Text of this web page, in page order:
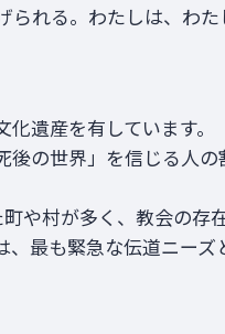
れる。わたしは、わた
遺産を有しています。
の世界」を信じる人
や村が多く、教会の存
最も緊急な伝道ニーズ